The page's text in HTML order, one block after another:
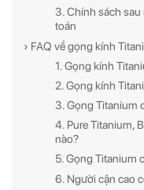
3. Chính sách
toán
› FAQ về gọng kính
1. Gọng kính
2. Gọng kính
3. Gọng Titanium
4. Pure Titanium,
nào?
5. Gọng Titanium
6. Người cận cao